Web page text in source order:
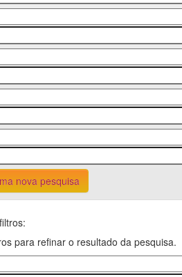
nova pesquisa
para refinar o resultado da pesquisa.